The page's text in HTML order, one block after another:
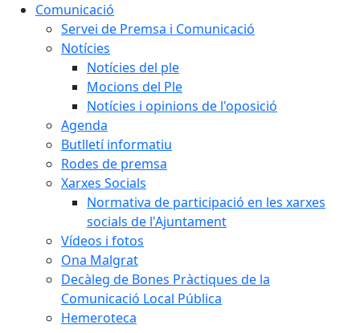
Comunicació
Servei de Premsa i Comunicació
Notícies
Notícies del ple
Mocions del Ple
Notícies i opinions de l'oposició
Agenda
Butlletí informatiu
Rodes de premsa
Xarxes Socials
Normativa de participació en les xarxes
socials de l'Ajuntament
Vídeos i fotos
Ona Malgrat
Decàleg de Bones Pràctiques de la
Comunicació Local Pública
Hemeroteca